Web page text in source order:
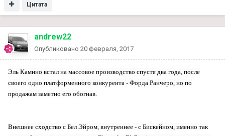
Цитата
andrew22
Опубликовано 20 февраля, 2017
Эль Камино встал на массовое производство спустя два года, после
своего одно платформенного конкурента - Форда Ранчеро, но по
продажам заметно его обогнав.
Внешнее сходство с Бел Эйром, внутреннее - с Бискейном, именно так